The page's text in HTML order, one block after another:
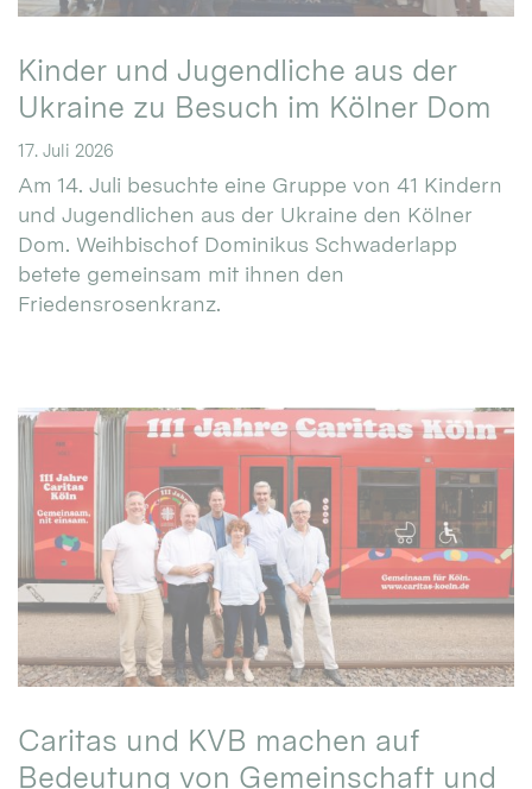
Kinder und Jugendliche aus der
Ukraine zu Besuch im Kölner Dom
17. Juli 2026
Am 14. Juli besuchte eine Gruppe von 41 Kindern
und Jugendlichen aus der Ukraine den Kölner
Dom. Weihbischof Dominikus Schwaderlapp
betete gemeinsam mit ihnen den
Friedensrosenkranz.
Caritas und KVB machen auf
Bedeutung von Gemeinschaft und